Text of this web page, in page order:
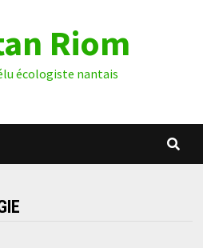
Riom
écologiste nantais